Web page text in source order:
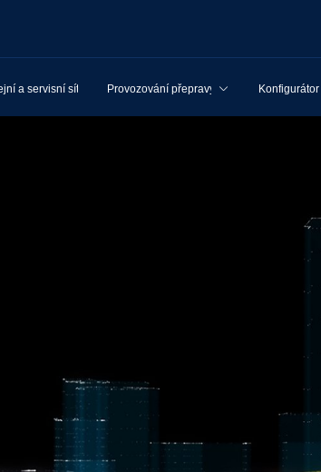
a servisní síť Provozování přepravy Konfigurátor